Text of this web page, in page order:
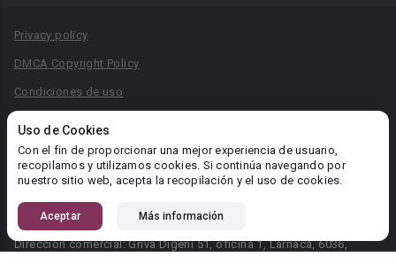
Uso de Cookies
Con el fin de proporcionar una mejor experiencia de usuario,
recopilamos y utilizamos cookies. Si continúa navegando por
nuestro sitio web, acepta la recopilación y el uso de cookies.
Aceptar Más información
Privacy policy
DMCA Copyright Policy
Condiciones de uso
Reglas para la publicación de libros
Área RR.PP.: pr@booknet.com
© 2026 Booknet. Todos los derechos reservados.
Dirección comercial: Griva Digeni 51, oficina 1, Larnaca, 6036,